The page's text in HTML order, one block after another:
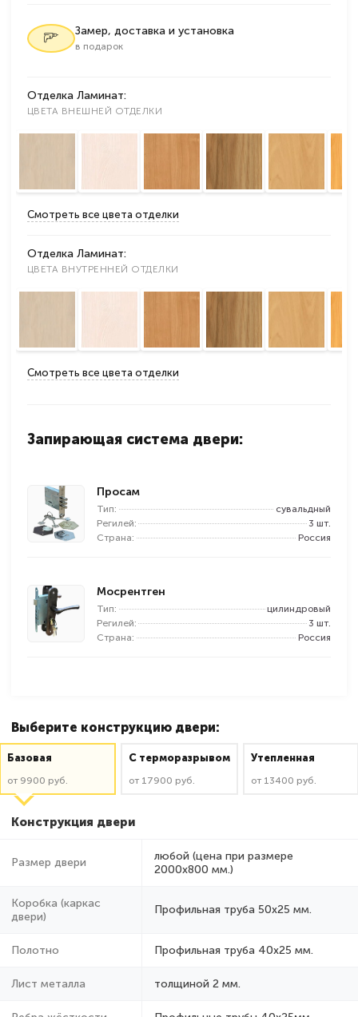
Замер, доставка и установка
в подарок
Отделка Ламинат:
ЦВЕТА ВНЕШНЕЙ ОТДЕЛКИ
Смотреть все цвета отделки
Отделка Ламинат:
ЦВЕТА ВНУТРЕННЕЙ ОТДЕЛКИ
Смотреть все цвета отделки
Запирающая система двери:
Просам
Тип:
сувальдный
Регилей:
3 шт.
Страна:
Россия
Мосрентген
Тип:
цилиндровый
Регилей:
3 шт.
Страна:
Россия
Выберите конструкцию двери:
Базовая
от 9900 руб.
C терморазрывом
от 17900 руб.
Утепленная
от 13400 руб.
Конструкция двери
Размер двери
любой (цена при размере
2000x800 мм.)
Коробка (каркас
двери)
Профильная труба 50х25 мм.
Полотно Профильная труба 40х25 мм.
Лист металла толщиной 2 мм.